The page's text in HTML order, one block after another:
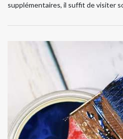
supplémentaires, il suffit de visiter